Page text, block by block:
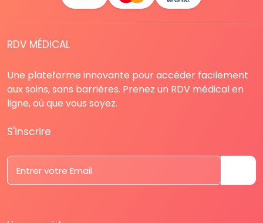
RDV MÉDICAL
Une plateforme innovante pour accéder facilement
aux soins, sans barrières. Prenez un RDV médical en
ligne, où que vous soyez.
S'inscrire